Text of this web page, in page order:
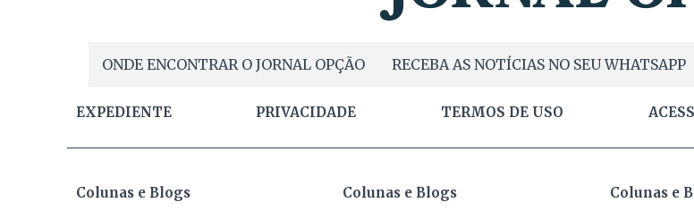
ONDE ENCONTRAR O JORNAL OPÇÃO RECEBA AS NOTÍCIAS NO SEU WHATSAPP
EXPEDIENTE PRIVACIDADE TERMOS DE USO
Colunas e Blogs Colunas e Blogs Colunas e